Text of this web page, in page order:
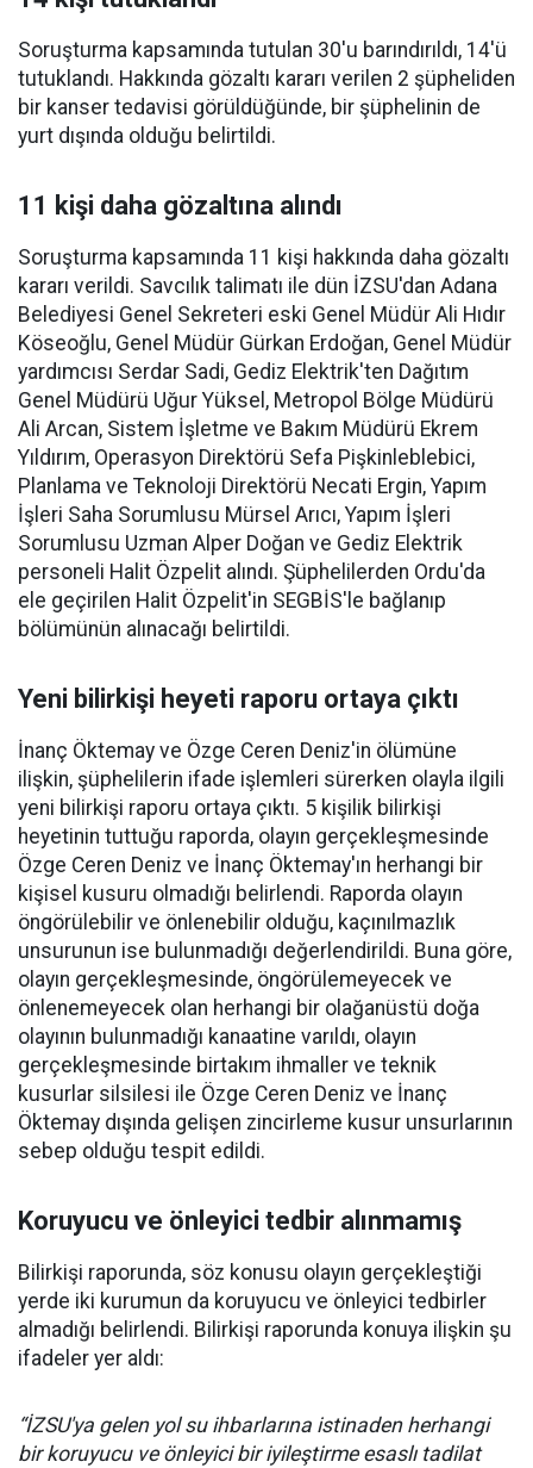
Soruşturma kapsamında tutulan 30'u barındırıldı, 14'ü
tutuklandı. Hakkında gözaltı kararı verilen 2 şüpheliden
bir kanser tedavisi görüldüğünde, bir şüphelinin de
yurt dışında olduğu belirtildi.
11 kişi daha gözaltına alındı
Soruşturma kapsamında 11 kişi hakkında daha gözaltı
kararı verildi. Savcılık talimatı ile dün İZSU'dan Adana
Belediyesi Genel Sekreteri eski Genel Müdür Ali Hıdır
Köseoğlu, Genel Müdür Gürkan Erdoğan, Genel Müdür
yardımcısı Serdar Sadi, Gediz Elektrik'ten Dağıtım
Genel Müdürü Uğur Yüksel, Metropol Bölge Müdürü
Ali Arcan, Sistem İşletme ve Bakım Müdürü Ekrem
Yıldırım, Operasyon Direktörü Sefa Pişkinleblebici,
Planlama ve Teknoloji Direktörü Necati Ergin, Yapım
İşleri Saha Sorumlusu Mürsel Arıcı, Yapım İşleri
Sorumlusu Uzman Alper Doğan ve Gediz Elektrik
personeli Halit Özpelit alındı. Şüphelilerden Ordu'da
ele geçirilen Halit Özpelit'in SEGBİS'le bağlanıp
bölümünün alınacağı belirtildi.
Yeni bilirkişi heyeti raporu ortaya çıktı
İnanç Öktemay ve Özge Ceren Deniz'in ölümüne
ilişkin, şüphelilerin ifade işlemleri sürerken olayla ilgili
yeni bilirkişi raporu ortaya çıktı. 5 kişilik bilirkişi
heyetinin tuttuğu raporda, olayın gerçekleşmesinde
Özge Ceren Deniz ve İnanç Öktemay'ın herhangi bir
kişisel kusuru olmadığı belirlendi. Raporda olayın
öngörülebilir ve önlenebilir olduğu, kaçınılmazlık
unsurunun ise bulunmadığı değerlendirildi. Buna göre,
olayın gerçekleşmesinde, öngörülemeyecek ve
önlenemeyecek olan herhangi bir olağanüstü doğa
olayının bulunmadığı kanaatine varıldı, olayın
gerçekleşmesinde birtakım ihmaller ve teknik
kusurlar silsilesi ile Özge Ceren Deniz ve İnanç
Öktemay dışında gelişen zincirleme kusur unsurlarının
sebep olduğu tespit edildi.
Koruyucu ve önleyici tedbir alınmamış
Bilirkişi raporunda, söz konusu olayın gerçekleştiği
yerde iki kurumun da koruyucu ve önleyici tedbirler
almadığı belirlendi. Bilirkişi raporunda konuya ilişkin şu
ifadeler yer aldı:
“İZSU'ya gelen yol su ihbarlarına istinaden herhangi
bir koruyucu ve önleyici bir iyileştirme esaslı tadilat